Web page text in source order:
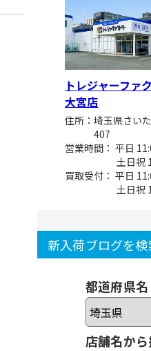
トレジャーファ
大宮店
住所：埼玉県さい
407
営業時間： 平日
土日祝
買取受付： 平日
土日祝
新入荷ブログを検
都道府県名
店舗名か